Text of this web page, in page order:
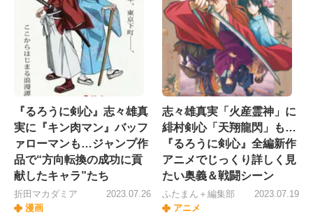
『るろうに剣心』志々雄真
実に『キン肉マン』バッフ
ァローマンも…ジャンプ作
品で“方向転換の成功に貢
献したキャラ”たち
折田マカダミア
漫画
2023.07.26
志々雄真実「火産霊神」に
緋村剣心「天翔龍閃」も…
『るろうに剣心』全編新作
アニメでじっくり詳しく見
たい奥義＆戦闘シーン
ふたまん＋編集部
アニメ
2023.07.19